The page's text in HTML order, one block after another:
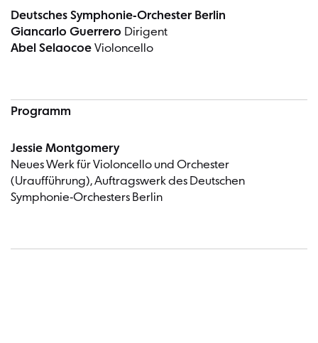
Deutsches Symphonie-Orchester Berlin
Giancarlo Guerrero Dirigent
Abel Selaocoe Violoncello
Programm
Jessie Montgomery
Neues Werk für Violoncello und Orchester
(Uraufführung), Auftragswerk des Deutschen
Symphonie-Orchesters Berlin